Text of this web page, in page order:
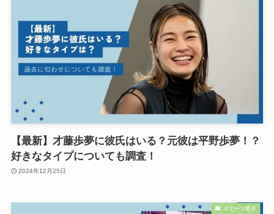
【最新】才藤歩夢に彼氏はいる？元彼は平野歩夢！？
好きなタイプについても調査！
2024年12月25日
スポーツ選手